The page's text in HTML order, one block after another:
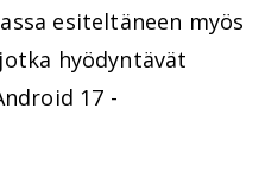
esiteltäneen myös
hyödyntävät
17 -